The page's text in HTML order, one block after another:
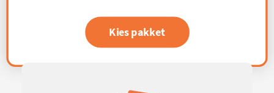
Kies pakket